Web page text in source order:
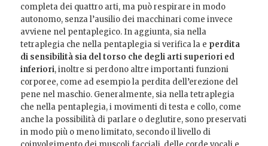
completa dei quattro arti, ma può respirare in modo
autonomo, senza l’ausilio dei macchinari come invece
avviene nel pentaplegico. In aggiunta, sia nella
tetraplegia che nella pentaplegia si verifica la e perdita
di sensibilità sia del torso che degli arti superiori ed
inferiori, inoltre si perdono altre importanti funzioni
corporee, come ad esempio la perdita dell’erezione del
pene nel maschio. Generalmente, sia nella tetraplegia
che nella pentaplegia, i movimenti di testa e collo, come
anche la possibilità di parlare o deglutire, sono preservati
in modo più o meno limitato, secondo il livello di